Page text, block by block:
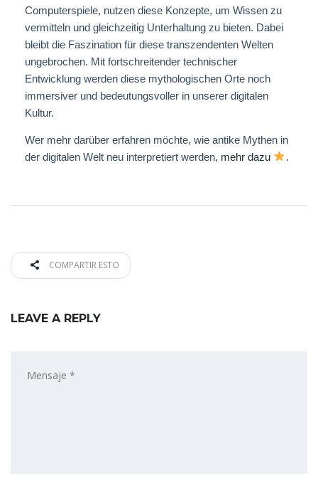
Computerspiele, nutzen diese Konzepte, um Wissen zu
vermitteln und gleichzeitig Unterhaltung zu bieten. Dabei
bleibt die Faszination für diese transzendenten Welten
ungebrochen. Mit fortschreitender technischer
Entwicklung werden diese mythologischen Orte noch
immersiver und bedeutungsvoller in unserer digitalen
Kultur.
Wer mehr darüber erfahren möchte, wie antike Mythen in
der digitalen Welt neu interpretiert werden, mehr dazu .
COMPARTIR ESTO
LEAVE A REPLY